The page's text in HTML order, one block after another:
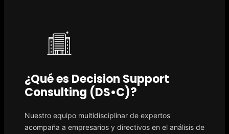
¿Qué es Decision Support
Consulting (DS•C)?
Nuestro equipo multidisciplinar de expertos
acompaña a empresarios y directivos en el análisis de